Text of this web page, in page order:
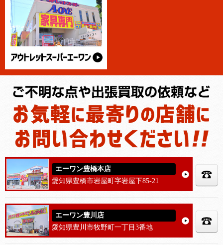
エーワン豊橋本店
愛知県豊橋市岩屋町字岩屋下85-21
エーワン豊川店
愛知県豊川市牧野町一丁目3番地